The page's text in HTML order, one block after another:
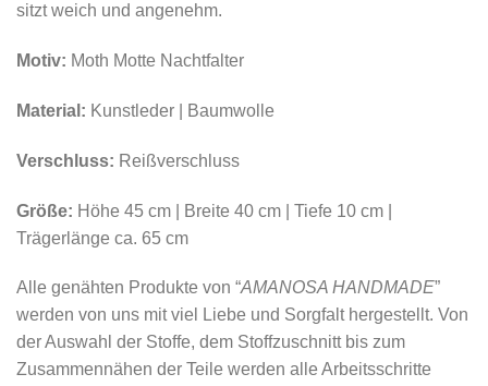
sitzt weich und angenehm.
Motiv: Moth Motte Nachtfalter
Material: Kunstleder | Baumwolle
Verschluss: Reißverschluss
Größe: Höhe 45 cm | Breite 40 cm | Tiefe 10 cm |
Trägerlänge ca. 65 cm
Alle genähten Produkte von “AMANOSA HANDMADE”
werden von uns mit viel Liebe und Sorgfalt hergestellt. Von
der Auswahl der Stoffe, dem Stoffzuschnitt bis zum
Zusammennähen der Teile werden alle Arbeitsschritte